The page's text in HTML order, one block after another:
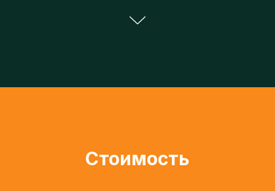
Стоимость